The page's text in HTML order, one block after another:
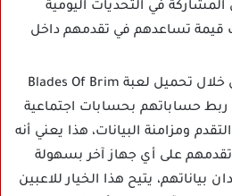
في التحديات اليومية
قيمة تساعدهم في تقدمهم داخل
من خلال تحميل لعبة Blades Of Brim
ربط حساباتهم بحسابات اجتماعية
ومزامنة البيانات، هذا يعني أنه
تقدمهم على أي جهاز آخر بسهولة
يتيح هذا الخيار للاعبين